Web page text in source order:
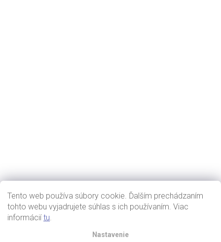
Tento web používa súbory cookie. Ďalším prechádzaním
tohto webu vyjadrujete súhlas s ich používaním. Viac
informáciítu.
Nastavenie